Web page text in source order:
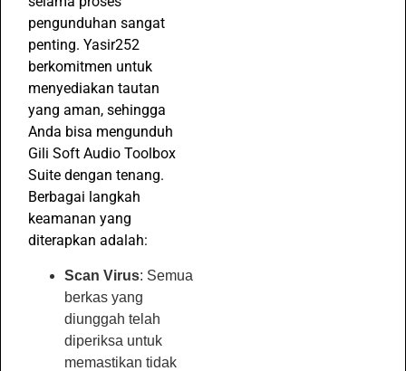
pengunduhan sangat
penting. Yasir252
berkomitmen untuk
menyediakan tautan
yang aman, sehingga
Anda bisa mengunduh
Gili Soft Audio Toolbox
Suite dengan tenang.
Berbagai langkah
keamanan yang
diterapkan adalah:
Scan Virus: Semua
berkas yang
diunggah telah
diperiksa untuk
memastikan tidak